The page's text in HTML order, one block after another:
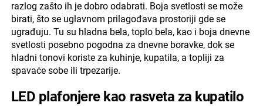
razlog zašto ih je dobro odabrati. Boja svetlosti se može
birati, što se uglavnom prilagođava prostoriji gde se
ugrađuju. Tu su hladna bela, toplo bela, kao i boja dnevne
svetlosti posebno pogodna za dnevne boravke, dok se
hladni tonovi koriste za kuhinje, kupatila, a topliji za
spavaće sobe ili trpezarije.
LED plafonjere kao rasveta za kupatilo